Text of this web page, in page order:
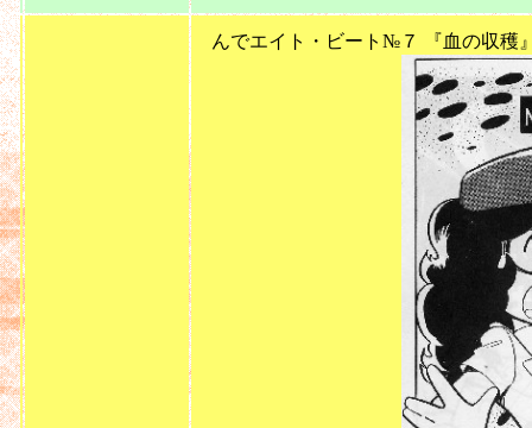
んでエイト・ビート№７ 『血の収穫